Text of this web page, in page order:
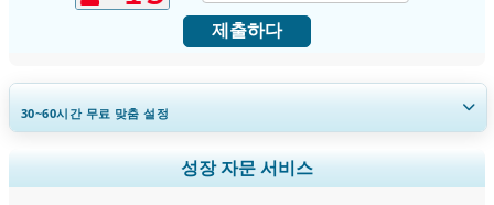
제출하다
30~60시간무료 맞춤 설정
지역 및 국가 범위 확장, 세그먼트 분석, 기업 프로필, 경쟁 벤치마킹, 및 최
종 사용자 인사이트.
성장 자문 서비스